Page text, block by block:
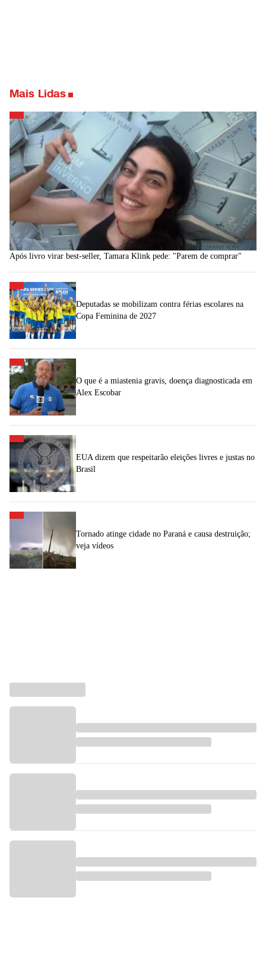
Mais Lidas
Após livro virar best-seller, Tamara Klink pede: "Parem de comprar"
Deputadas se mobilizam contra férias escolares na
Copa Feminina de 2027
O que é a miastenia gravis, doença diagnosticada em
Alex Escobar
EUA dizem que respeitarão eleições livres e justas no
Brasil
Tornado atinge cidade no Paraná e causa destruição;
veja vídeos